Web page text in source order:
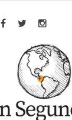
Facebook
Twitter